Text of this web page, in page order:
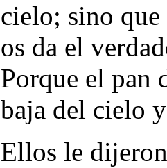
cielo; sino que
os da el
Porque el pan
baja del cielo
Ellos le